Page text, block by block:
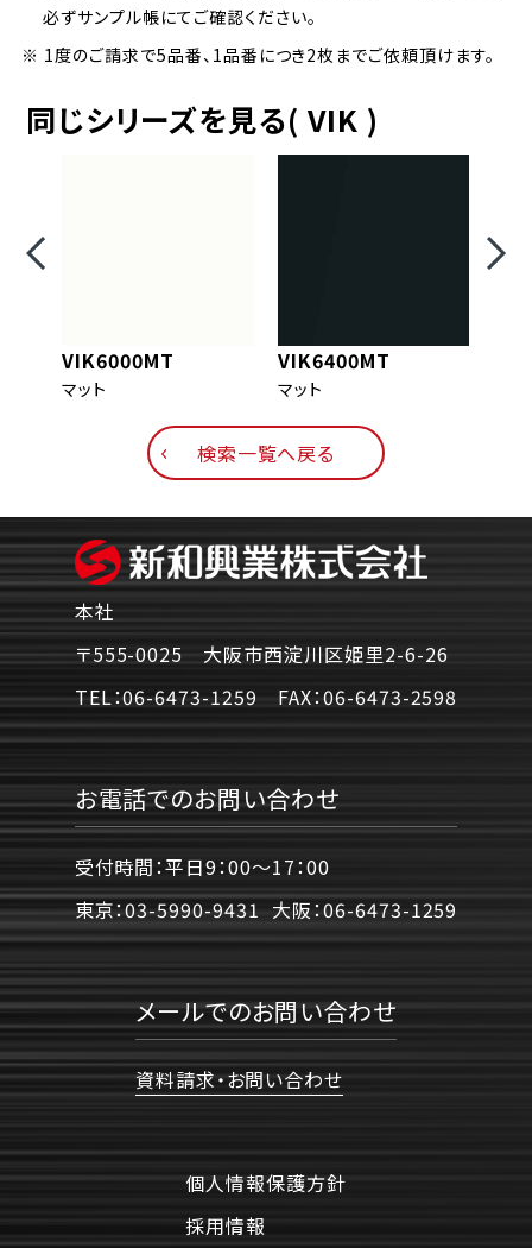
必ずサンプル帳にてご確認ください。
※ 1度のご請求で5品番、1品番につき2枚までご依頼頂けます。
同じシリーズを見る( VIK )
VIK6000MT
マット
VIK6400MT
マット
検索一覧へ戻る
本社
〒555-0025 大阪市西淀川区姫里2-6-26
TEL：06-6473-1259 FAX：06-6473-2598
お電話でのお問い合わせ
受付時間：平日9：00〜17：00
東京：03-5990-9431 大阪：06-6473-1259
メールでのお問い合わせ
資料請求・お問い合わせ
個人情報保護方針
採用情報